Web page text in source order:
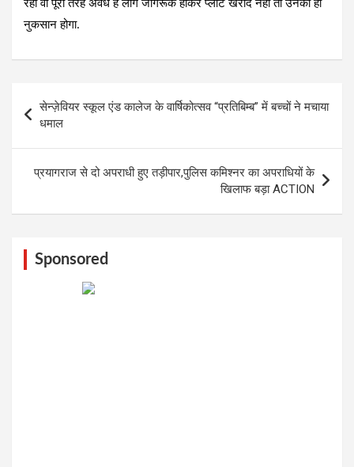
रही वो पूरी तरह अवैध हैं लोग जागरूक होकर प्लाट खरीदे नही तो उनका ही
नुकसान होगा.
navigation
सेन्ज़ेवियर स्कूल एंड कालेज के वार्षिकोत्सव “प्रतिबिम्ब” में बच्चों ने मचाया
धमाल
प्रयागराज से दो अपराधी हुए तड़ीपार,पुलिस कमिश्नर का अपराधियों के
खिलाफ बड़ा ACTION
Sponsored